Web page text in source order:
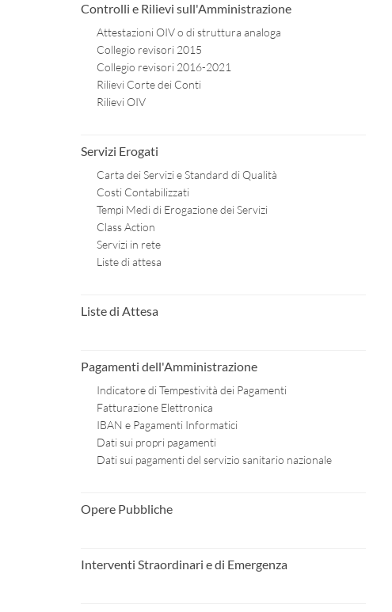
Controlli e Rilievi sull'Amministrazione
Attestazioni OIV o di struttura analoga
Collegio revisori 2015
Collegio revisori 2016-2021
Rilievi Corte dei Conti
Rilievi OIV
Servizi Erogati
Carta dei Servizi e Standard di Qualità
Costi Contabilizzati
Tempi Medi di Erogazione dei Servizi
Class Action
Servizi in rete
Liste di attesa
Liste di Attesa
Pagamenti dell'Amministrazione
Indicatore di Tempestività dei Pagamenti
Fatturazione Elettronica
IBAN e Pagamenti Informatici
Dati sui propri pagamenti
Dati sui pagamenti del servizio sanitario nazionale
Opere Pubbliche
Interventi Straordinari e di Emergenza